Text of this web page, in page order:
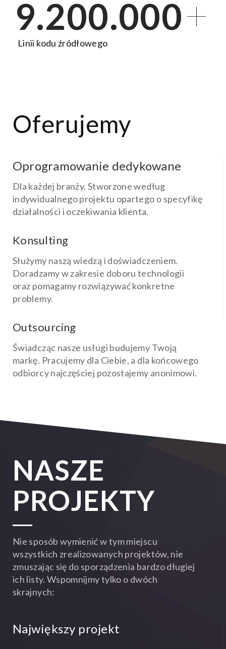
9.200.000+
Linii kodu źródłowego
Oferujemy
Oprogramowanie dedykowane
Dla każdej branży. Stworzone według
indywidualnego projektu opartego o specyfikę
działalności i oczekiwania klienta.
Konsulting
Służymy naszą wiedzą i doświadczeniem.
Doradzamy w zakresie doboru technologii
oraz pomagamy rozwiązywać konkretne
problemy.
Outsourcing
Świadcząc nasze usługi budujemy Twoją
markę. Pracujemy dla Ciebie, a dla końcowego
odbiorcy najczęściej pozostajemy anonimowi.
NASZE
PROJEKTY
Nie sposób wymienić w tym miejscu
wszystkich zrealizowanych projektów, nie
zmuszając się do sporządzenia bardzo długiej
ich listy. Wspomnijmy tylko o dwóch
skrajnych:
Największy projekt